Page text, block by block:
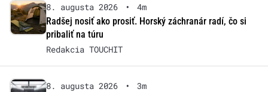
8. augusta 2026 •
4m
Radšej nosiť ako prosiť. Horský záchranár radí, čo si
pribaliť na túru
Redakcia TOUCHIT
8. augusta 2026 •
3m